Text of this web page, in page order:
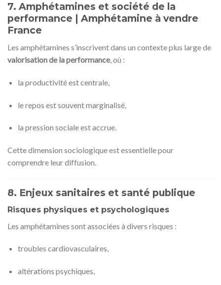
7. Amphétamines et société de la
performance | Amphétamine à vendre
France
Les amphétamines s’inscrivent dans un contexte plus large de
valorisation de la performance, où :
la productivité est centrale,
le repos est souvent marginalisé,
la pression sociale est accrue.
Cette dimension sociologique est essentielle pour
comprendre leur diffusion.
8. Enjeux sanitaires et santé publique
Risques physiques et psychologiques
Les amphétamines sont associées à divers risques :
troubles cardiovasculaires,
altérations psychiques,